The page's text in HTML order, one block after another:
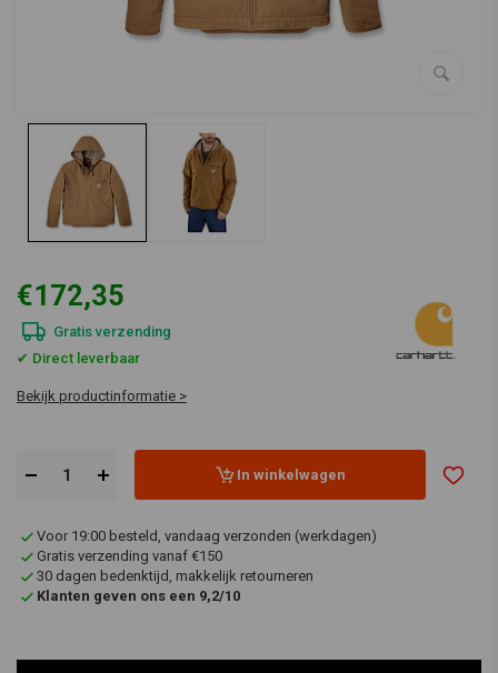
€172,35
Gratis verzending
✔ Direct leverbaar
Bekijk productinformatie >
In winkelwagen
Voor 19:00 besteld, vandaag verzonden (werkdagen)
Gratis verzending vanaf €150
30 dagen bedenktijd, makkelijk retourneren
Klanten geven ons een 9,2/10